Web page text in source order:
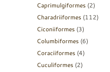
Caprimulgiformes (2)
Charadriiformes (112)
Ciconiiformes (3)
Columbiformes (6)
Coraciiformes (4)
Cuculiformes (2)